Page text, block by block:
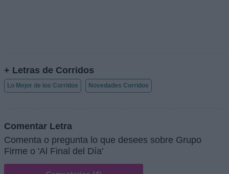
+ Letras de Corridos
Lo Mejor de los Corridos Novedades Corridos
Comentar Letra
Comenta o pregunta lo que desees sobre Grupo
Firme o 'Al Final del Día'